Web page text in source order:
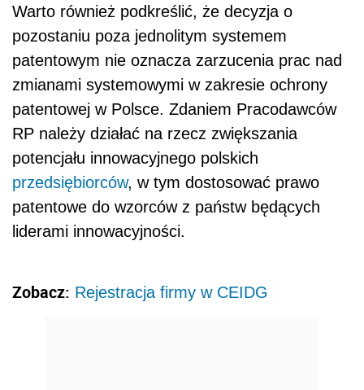
Warto również podkreślić, że decyzja o
pozostaniu poza jednolitym systemem
patentowym nie oznacza zarzucenia prac nad
zmianami systemowymi w zakresie ochrony
patentowej w Polsce. Zdaniem Pracodawców
RP należy działać na rzecz zwiększania
potencjału innowacyjnego polskich
przedsiębiorców, w tym dostosować prawo
patentowe do wzorców z państw będących
liderami innowacyjności.
Zobacz: Rejestracja firmy w CEIDG